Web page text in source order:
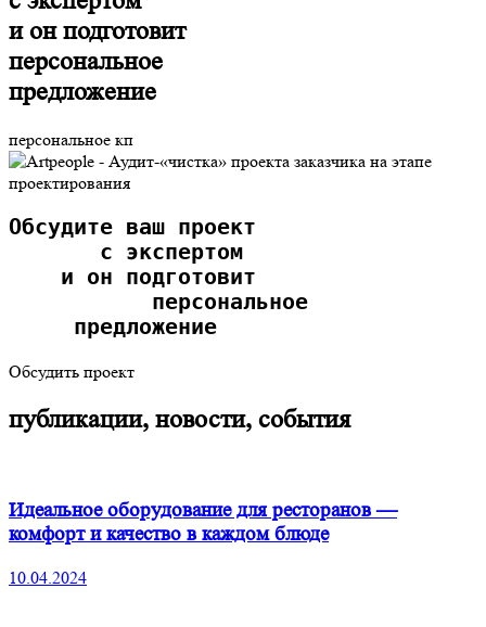
и он подготовит
персональное
предложение
персональное кп
Обсудите ваш проект
       с экспертом
    и он подготовит
           персональное
     предложение
Обсудить проект
публикации, новости, события
Идеальное оборудование для ресторанов —
комфорт и качество в каждом блюде
10.04.2024